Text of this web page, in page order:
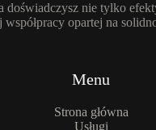
doświadczysz nie tylko
współpracy opartej na
Menu
Strona główna
Usługi